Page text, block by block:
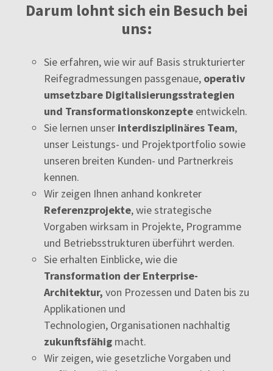
Darum lohnt sich ein Besuch bei
uns:
Sie erfahren, wie wir auf Basis strukturierter
Reifegradmessungen passgenaue, operativ
umsetzbare Digitalisierungsstrategien
und Transformationskonzepte entwickeln.
Sie lernen unser interdisziplinäres Team,
unser Leistungs- und Projektportfolio sowie
unseren breiten Kunden- und Partnerkreis
kennen.
Wir zeigen Ihnen anhand konkreter
Referenzprojekte, wie strategische
Vorgaben wirksam in Projekte, Programme
und Betriebsstrukturen überführt werden.
Sie erhalten Einblicke, wie die
Transformation der Enterprise-
Architektur, von Prozessen und Daten bis zu
Applikationen und
Technologien, Organisationen nachhaltig
zukunftsfähig macht.
Wir zeigen, wie gesetzliche Vorgaben und